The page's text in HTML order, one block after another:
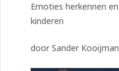
Emoties herkennen
kinderen
door Sander Kooijman